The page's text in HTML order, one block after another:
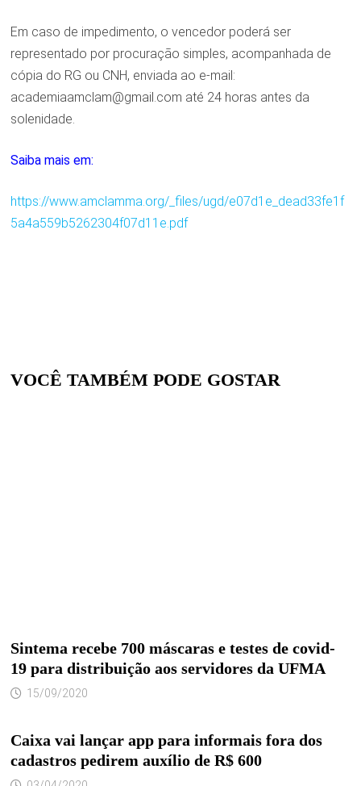
Em caso de impedimento, o vencedor poderá ser
representado por procuração simples, acompanhada de
cópia do RG ou CNH, enviada ao e-mail:
academiaamclam@gmail.com até 24 horas antes da
solenidade.
Saiba mais em:
https://www.amclamma.org/_files/ugd/e07d1e_dead33fe1f
5a4a559b5262304f07d11e.pdf
VOCÊ TAMBÉM PODE GOSTAR
Sintema recebe 700 máscaras e testes de covid-
19 para distribuição aos servidores da UFMA
15/09/2020
Caixa vai lançar app para informais fora dos
cadastros pedirem auxílio de R$ 600